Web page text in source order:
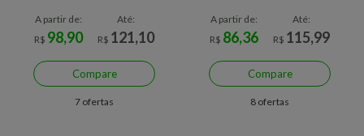
A partir de:
R$ 98,90
Até:
R$ 121,10
Compare
7 ofertas
A partir de:
R$ 86,36
Até:
R$ 115,99
Compare
8 ofertas